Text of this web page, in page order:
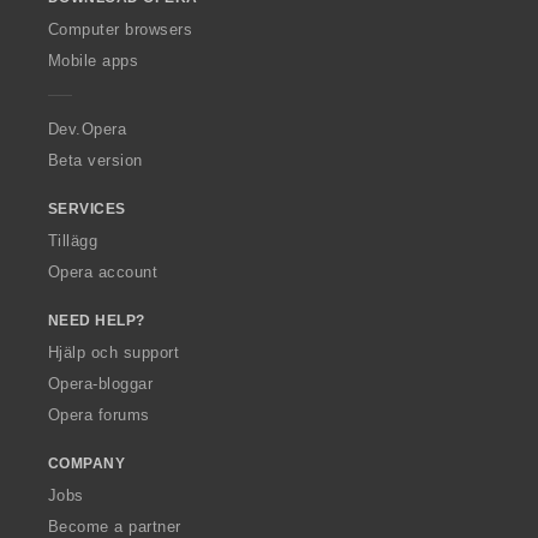
O
p
a
Computer browsers
Mobile apps
Dev.Opera
Beta version
SERVICES
Tillägg
Opera account
NEED HELP?
Hjälp och support
Opera-bloggar
Opera forums
COMPANY
Jobs
Become a partner